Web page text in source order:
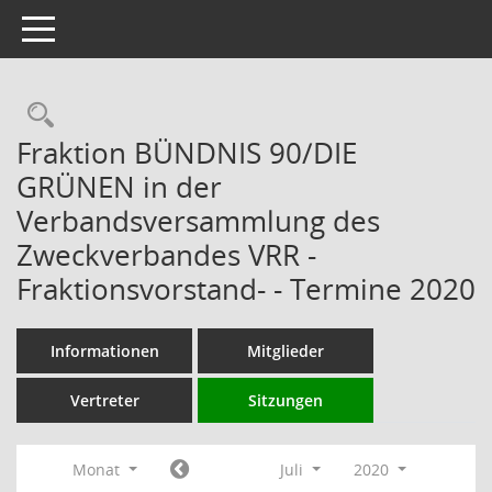
Toggle navigation
Rechercheauswahl
Fraktion BÜNDNIS 90/DIE
GRÜNEN in der
Verbandsversammlung des
Zweckverbandes VRR -
Fraktionsvorstand- - Termine 2020
Informationen Mitglieder
Vertreter Sitzungen
Monat Juli
2020